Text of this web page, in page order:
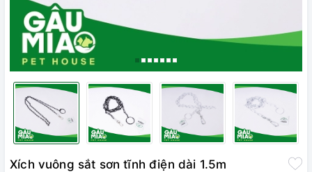
Xích vuông sắt sơn tĩnh điện dài 1.5m